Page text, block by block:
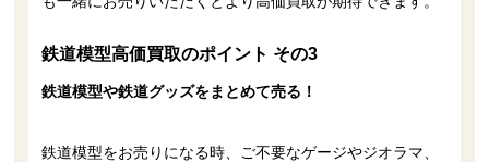
鉄道模型高価買取のポイント その3
鉄道模型や鉄道グッズをまとめて売る！
鉄道模型をお売りになる時、ご不要なゲージやジオラマ、